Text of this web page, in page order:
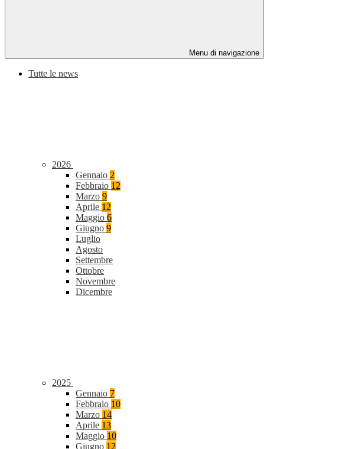
Menu di navigazione
Tutte le news
2026
Gennaio 2
Febbraio 12
Marzo 9
Aprile 12
Maggio 6
Giugno 9
Luglio
Agosto
Settembre
Ottobre
Novembre
Dicembre
2025
Gennaio 7
Febbraio 10
Marzo 14
Aprile 13
Maggio 10
Giugno 12